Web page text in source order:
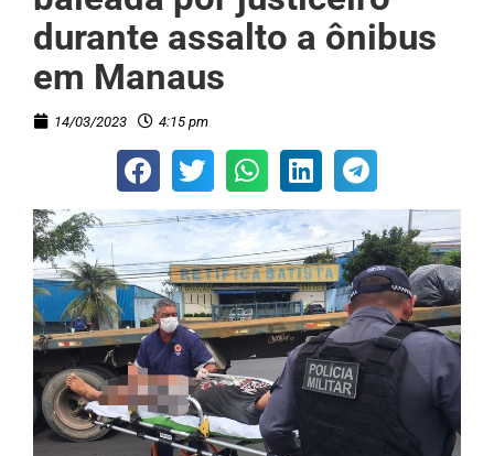
durante assalto a ônibus
em Manaus
14/03/2023 4:15 pm